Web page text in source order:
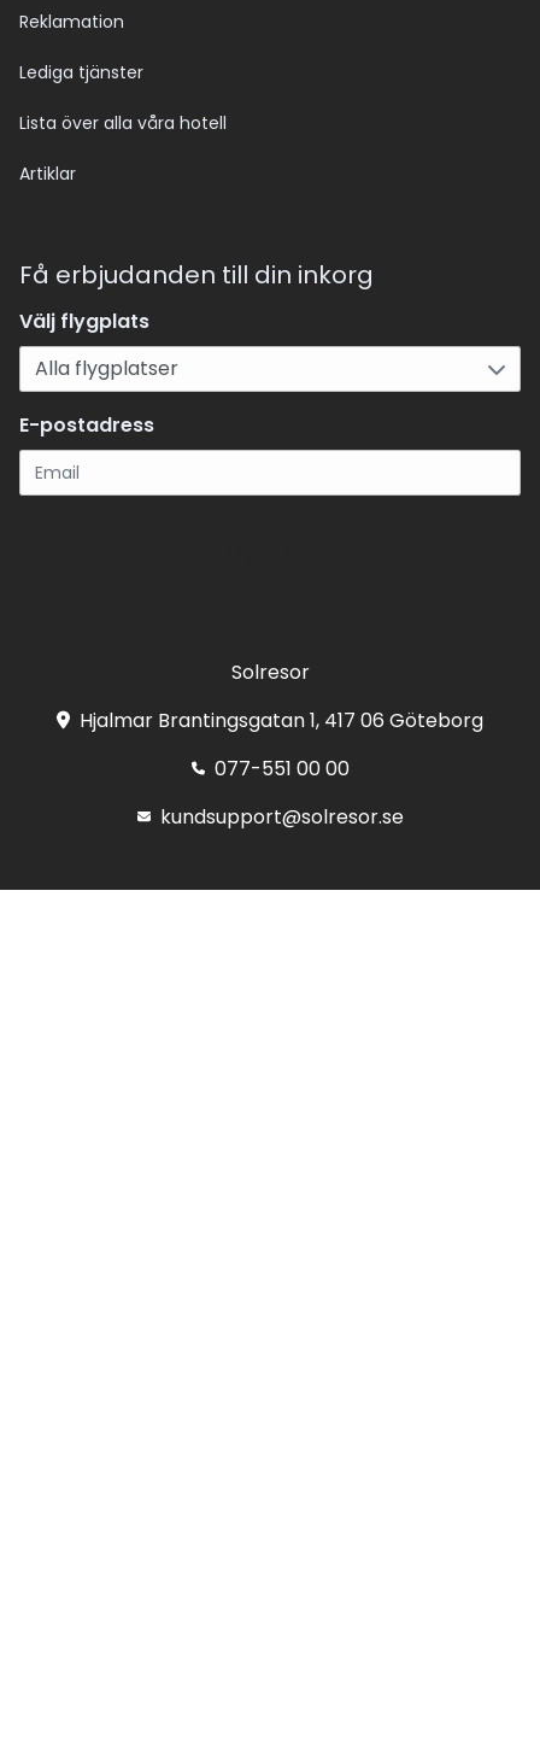
Reklamation
Lediga tjänster
Lista över alla våra hotell
Artiklar
Få erbjudanden till din inkorg
Välj flygplats
E-postadress
Solresor
Hjalmar Brantingsgatan 1, 417 06 Göteborg
077-551 00 00
kundsupport@solresor.se